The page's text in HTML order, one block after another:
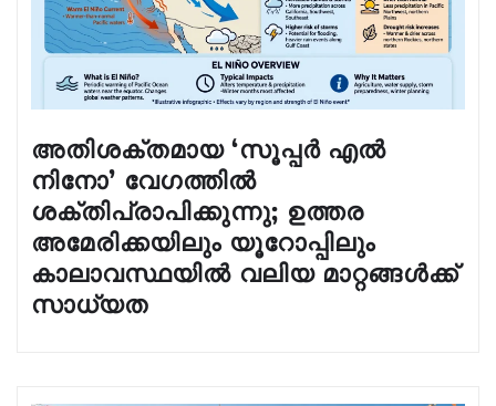
അതിശക്തമായ ‘സൂപ്പർ എൽ
നിനോ’ വേഗത്തിൽ
ശക്തിപ്രാപിക്കുന്നു; ഉത്തര
അമേരിക്കയിലും യൂറോപ്പിലും
കാലാവസ്ഥയിൽ വലിയ മാറ്റങ്ങൾക്ക്
സാധ്യത